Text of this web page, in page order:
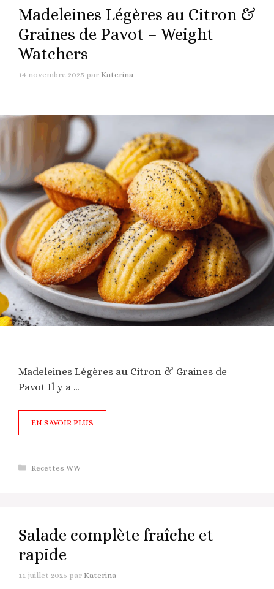
Madeleines Légères au Citron &
Graines de Pavot – Weight
Watchers
14 novembre 2025 par Katerina
Madeleines Légères au Citron & Graines de
Pavot Il y a …
EN SAVOIR PLUS
Catégories
Recettes WW
Salade complète fraîche et
rapide
11 juillet 2025 par Katerina